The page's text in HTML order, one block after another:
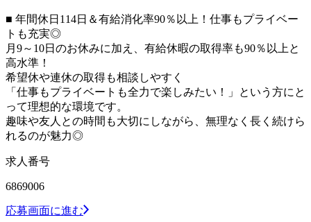
■ 年間休日114日＆有給消化率90％以上！仕事もプライベー
トも充実◎
月9～10日のお休みに加え、有給休暇の取得率も90％以上と
高水準！
希望休や連休の取得も相談しやすく
「仕事もプライベートも全力で楽しみたい！」という方にと
って理想的な環境です。
趣味や友人との時間も大切にしながら、無理なく長く続けら
れるのが魅力◎
求人番号
6869006
応募画面に進む